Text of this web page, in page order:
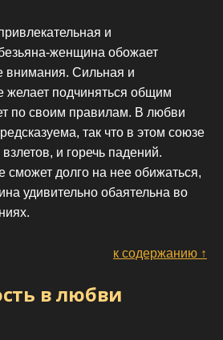
и
женщина обожает
внимания. Сильная и
желает подчиняться общим
по своим правилам. В любви
так что в этом союзе
и горечь падений.
сможет долго на нее обижаться,
удивительно обаятельна во
к содержанию ↑
в любви